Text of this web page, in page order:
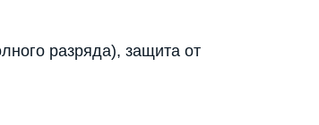
разряда), защита от